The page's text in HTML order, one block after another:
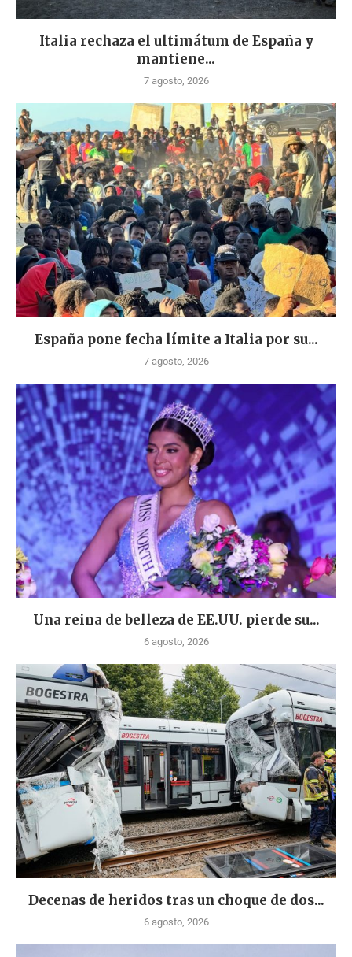
Italia rechaza el ultimátum de España y
mantiene...
7 agosto, 2026
España pone fecha límite a Italia por su...
7 agosto, 2026
Una reina de belleza de EE.UU. pierde su...
6 agosto, 2026
Decenas de heridos tras un choque de dos...
6 agosto, 2026